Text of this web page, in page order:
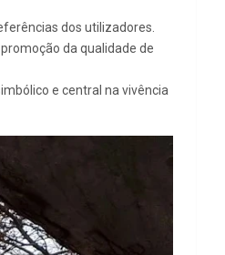
dos utilizadores.
da qualidade de
e central na vivência